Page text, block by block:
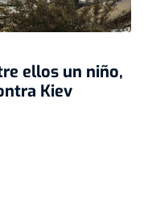
ellos un niño,
Kiev